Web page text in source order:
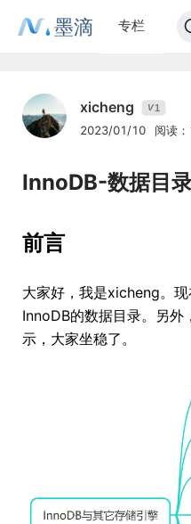
墨滴 专栏
xicheng V1
2023/01/10 阅读
InnoDB-数据目
前言
大家好，我是xicheng。
InnoDB的数据目录。另
示，大家坐稳了。